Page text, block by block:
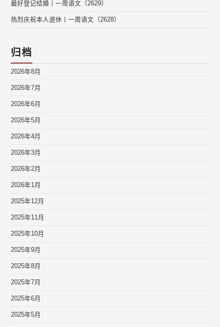
最好登记结婚丨一周语文（2629）
热烈庆祝本人退休丨一周语文（2628）
归档
2026年8月
2026年7月
2026年6月
2026年5月
2026年4月
2026年3月
2026年2月
2026年1月
2025年12月
2025年11月
2025年10月
2025年9月
2025年8月
2025年7月
2025年6月
2025年5月